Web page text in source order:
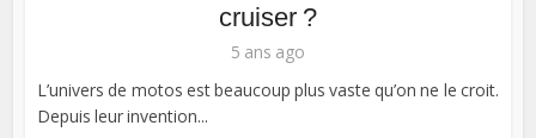
cruiser ?
5 ans ago
L’univers de motos est beaucoup plus vaste qu’on ne le croit.
Depuis leur invention...